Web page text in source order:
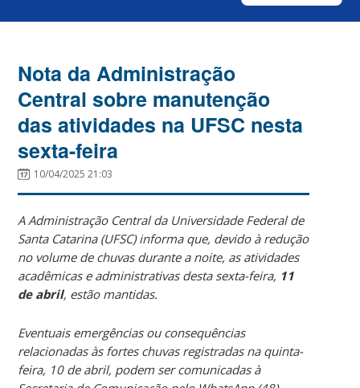
Nota da Administração
Central sobre manutenção
das atividades na UFSC nesta
sexta-feira
10/04/2025 21:03
A Administração Central da Universidade Federal de
Santa Catarina (UFSC) informa que, devido à redução
no volume de chuvas durante a noite, as atividades
acadêmicas e administrativas desta sexta-feira, 11
de abril, estão mantidas.
Eventuais emergências ou consequências
relacionadas às fortes chuvas registradas na quinta-
feira, 10 de abril, podem ser comunicadas à